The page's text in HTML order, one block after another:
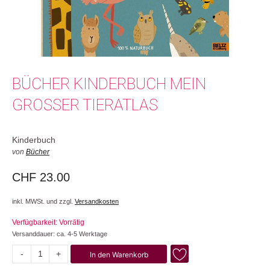
BÜCHER KINDERBUCH MEIN
GROSSER TIERATLAS
Kinderbuch
von Bücher
CHF 23.00
inkl. MWSt. und zzgl. Versandkosten
Verfügbarkeit: Vorrätig
Versanddauer: ca. 4-5 Werktage
- + In den Warenkorb